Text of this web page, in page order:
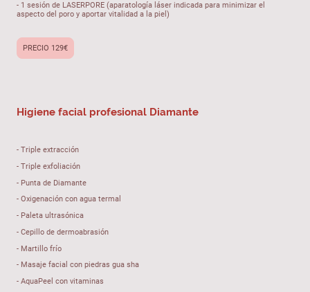
- 1 sesión de LASERPORE (aparatología láser indicada para minimizar el
aspecto del poro y aportar vitalidad a la piel)
PRECIO 129€
Higiene facial profesional Diamante
- Triple extracción
- Triple exfoliación
- Punta de Diamante
- Oxigenación con agua termal
- Paleta ultrasónica
- Cepillo de dermoabrasión
- Martillo frío
- Masaje facial con piedras gua sha
- AquaPeel con vitaminas